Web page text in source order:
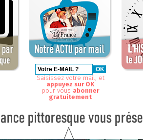
Saisissez votre mail, et
appuyez sur OK
pour vous abonner
gratuitement